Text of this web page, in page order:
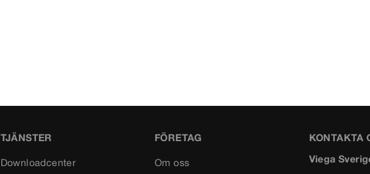
TJÄNSTER
Downloadcenter
FÖRETAG
Om oss
KONTAKTA
Viega